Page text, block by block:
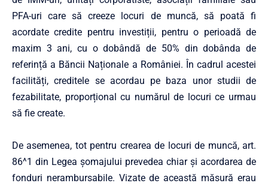
PFA-uri care să creeze locuri de muncă, să poată fi
acordate credite pentru investiții, pentru o perioadă de
maxim 3 ani, cu o dobândă de 50% din dobânda de
referință a Băncii Naționale a României. În cadrul acestei
facilități, creditele se acordau pe baza unor studii de
fezabilitate, proporțional cu numărul de locuri ce urmau
să fie create.
De asemenea, tot pentru crearea de locuri de muncă, art.
86^1 din Legea șomajului prevedea chiar și acordarea de
fonduri nerambursabile. Vizate de această măsură erau